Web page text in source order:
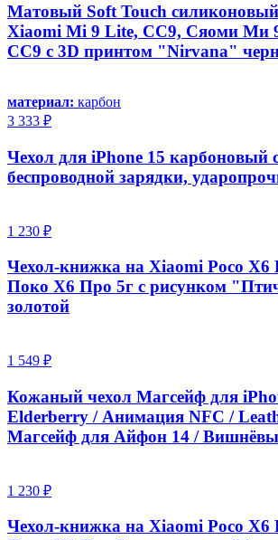
Матовый Soft Touch
Xiaomi Mi 9 Lite, CC9, Сяоми Ми
СС9 с 3D принтом "Nirvana"
материал: карбон
3 333 ₽
Чехол для iPhone 15 карбоновый
беспроводной зарядки,
1 230 ₽
Чехол-книжка на Xiaomi Poco X6
Поко Х6 Про 5г с рисунком
золотой
1 549 ₽
Кожаный чехол Магсейф для
Elderberry / Анимация NFC /
Магсейф для Айфон 14 /
1 230 ₽
Чехол-книжка на Xiaomi Poco X6